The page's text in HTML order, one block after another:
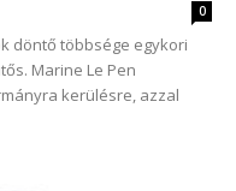
0
döntő többsége egykori
Marine Le Pen
kerülésre, azzal